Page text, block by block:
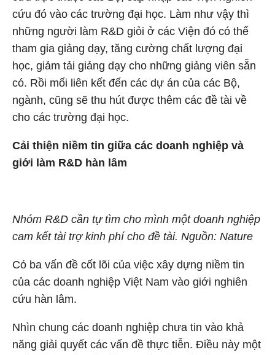
cứu đó vào các trường đại học. Làm như vậy thì
những người làm R&D giỏi ở các Viện đó có thể
tham gia giảng dạy, tăng cường chất lượng đại
học, giảm tải giảng dạy cho những giảng viên sẵn
có. Rồi mối liên kết đến các dự án của các Bộ,
ngành, cũng sẽ thu hút được thêm các đề tài về
cho các trường đại học.
Cải thiện niềm tin giữa các doanh nghiệp và
giới làm R&D hàn lâm
Nhóm R&D cần tự tìm cho mình một doanh nghiệp
cam kết tài trợ kinh phí cho đề tài. Nguồn: Nature
Có ba vấn đề cốt lõi của việc xây dựng niềm tin
của các doanh nghiệp Việt Nam vào giới nghiên
cứu hàn lâm.
Nhìn chung các doanh nghiệp chưa tin vào khả
năng giải quyết các vấn đề thực tiễn. Điều này một